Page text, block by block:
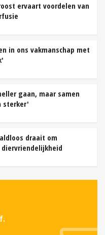
ervaart voordelen van
in ons vakmanschap met
gaan, maar samen
sterker'
draait om